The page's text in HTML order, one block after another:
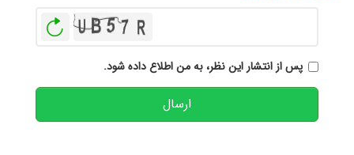
پس از انتشار این نظر، به من اطلاع داده شود.
ارسال